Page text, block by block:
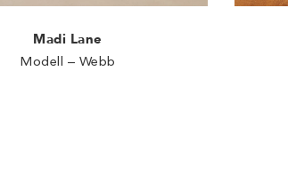
Madi Lane
Modell – Webb